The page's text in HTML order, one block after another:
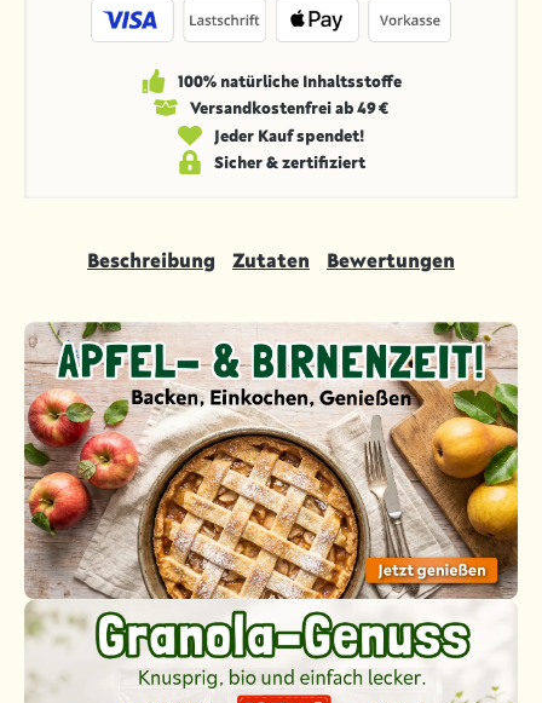
100% natürliche Inhaltsstoffe
Versandkosten­frei ab 49 €
Jeder Kauf spendet!
Sicher & zertifiziert
Beschreibung Zutaten Bewertungen